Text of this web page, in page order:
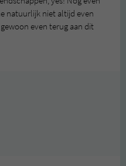
natuurlijk niet altijd even
even terug aan dit